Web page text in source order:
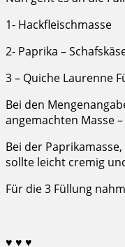
1- Hackfleischmasse
2- Paprika –
3 – Quiche Laurenne
Bei den
angemachten Masse
Bei der
sollte leicht cremig
Für die 3 Füllung
♥ ♥ ♥